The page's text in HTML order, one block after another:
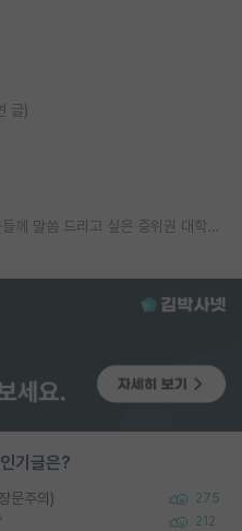
글)
서울 중위권 교수로서 중하위권 학생분들께 말씀 드리고 싶은 중위권 대학 연구실의 강점
기글은?
문주의) 275
212